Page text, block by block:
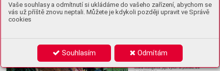
Vaše souhlasy a odmítnutí si ukládáme do vašeho zařízení, abychom se
vás už příště znovu neptali. Můžete je kdykoli později upravit ve Správě
cookies
Souhlasím Odmítám